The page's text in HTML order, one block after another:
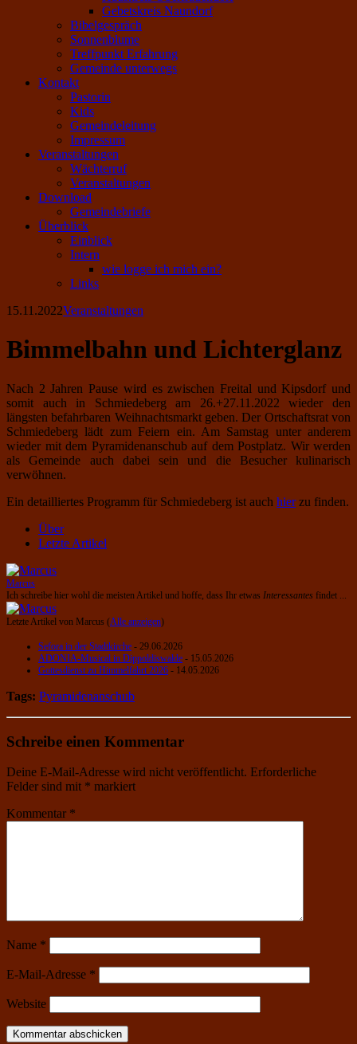
Gebetskreis Naundorf
Bibelgespräch
Sonnenblume
Treffpunkt Erfahrung
Gemeinde unterwegs
Kontakt
Pastorin
Kids
Gemeindeleitung
Impressum
Veranstaltungen
Wächterruf
Veranstaltungen
Download
Gemeindebriefe
Überblick
Einblick
Intern
wie logge ich mich ein?
Links
15.11.2022Veranstaltungen
Bimmelbahn und Lichterglanz
Nach 2 Jahren Pause wird es zwischen Freital und Kipsdorf und
somit auch in Schmiedeberg am 26.+27.11.2022 wieder den
längsten befahrbaren Weihnachtsmarkt geben. Der Ortschaftsrat von
Schmiedeberg lädt zum Feiern ein. Am Samstag unter anderem
wieder mit dem Pyramidenanschub auf dem Postplatz. Wir werden
als Gemeinde auch dabei sein und die Besucher kulinarisch
verwöhnen.
Ein detailliertes Programm für Schmiedeberg ist auch hierzu finden.
Über
Letzte Artikel
Marcus
Ich schreibe hier wohl die meisten Artikel und hoffe, dass Ihr etwas Interessantes findet ...
Letzte Artikel von Marcus (Alle anzeigen)
Sefora in der Stadtkirche - 29.06.2026
ADONIA-Musical in Dippoldiswalde - 15.05.2026
Gottesdienst zu Himmelfahrt 2026 - 14.05.2026
Tags: Pyramidenanschub
Schreibe einen Kommentar
Deine E-Mail-Adresse wird nicht veröffentlicht. Erforderliche
Felder sind mit * markiert
Kommentar *
Name *
E-Mail-Adresse *
Website